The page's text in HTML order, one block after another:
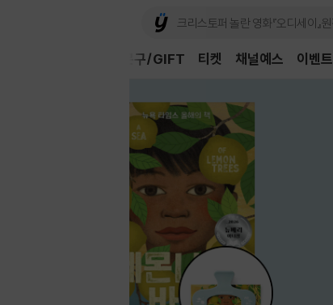
채널예스 이벤트
문구/GIFT 티켓